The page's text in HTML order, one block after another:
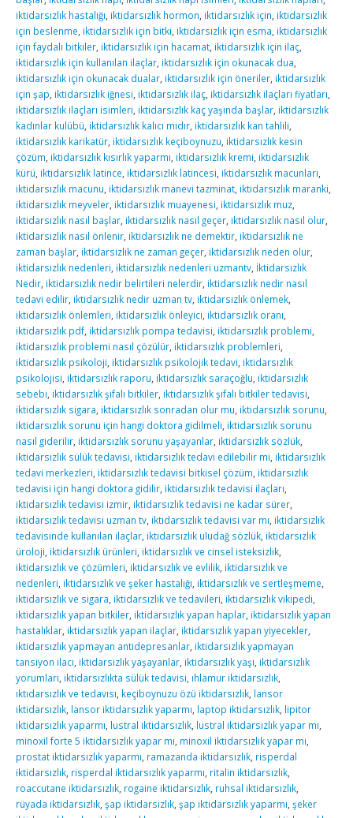
iktidarsızlık hastalığı, iktidarsızlık hormon, iktidarsızlık için, iktidarsızlık
için beslenme, iktidarsızlık için bitki, iktidarsızlık için esma, iktidarsızlık
için faydalı bitkiler, iktidarsızlık için hacamat, iktidarsızlık için ilaç,
iktidarsızlık için kullanılan ilaçlar, iktidarsızlık için okunacak dua,
iktidarsızlık için okunacak dualar, iktidarsızlık için öneriler, iktidarsızlık
için şap, iktidarsızlık iğnesi, iktidarsızlık ilaç, iktidarsızlık ilaçları fiyatları,
iktidarsızlık ilaçları isimleri, iktidarsızlık kaç yaşında başlar, iktidarsızlık
kadınlar kulübü, iktidarsızlık kalıcı mıdır, iktidarsızlık kan tahlili,
iktidarsızlık karikatür, iktidarsızlık keçiboynuzu, iktidarsızlık kesin
çözüm, iktidarsızlık kısırlık yaparmı, iktidarsızlık kremi, iktidarsızlık
kürü, iktidarsızlık latince, iktidarsızlık latincesi, iktidarsızlık macunları,
iktidarsızlık macunu, iktidarsızlık manevi tazminat, iktidarsızlık maranki,
iktidarsızlık meyveler, iktidarsızlık muayenesi, iktidarsızlık muz,
iktidarsızlık nasıl başlar, iktidarsızlık nasıl geçer, iktidarsızlık nasıl olur,
iktidarsızlık nasıl önlenir, iktidarsızlık ne demektir, iktidarsızlık ne
zaman başlar, iktidarsızlık ne zaman geçer, iktidarsızlık neden olur,
iktidarsızlık nedenleri, iktidarsızlık nedenleri uzmantv, İktidarsızlık
Nedir, iktidarsızlık nedir belirtileri nelerdir, iktidarsızlık nedir nasıl
tedavi edilir, iktidarsızlık nedir uzman tv, iktidarsızlık önlemek,
iktidarsızlık önlemleri, iktidarsızlık önleyici, iktidarsızlık oranı,
iktidarsızlık pdf, iktidarsızlık pompa tedavisi, iktidarsızlık problemi,
iktidarsızlık problemi nasıl çözülür, iktidarsızlık problemleri,
iktidarsızlık psikoloji, iktidarsızlık psikolojik tedavi, iktidarsızlık
psikolojisi, iktidarsızlık raporu, iktidarsızlık saraçoğlu, iktidarsızlık
sebebi, iktidarsızlık şifalı bitkiler, iktidarsızlık şifalı bitkiler tedavisi,
iktidarsızlık sigara, iktidarsızlık sonradan olur mu, iktidarsızlık sorunu,
iktidarsızlık sorunu için hangi doktora gidilmeli, iktidarsızlık sorunu
nasıl giderilir, iktidarsızlık sorunu yaşayanlar, iktidarsızlık sözlük,
iktidarsızlık sülük tedavisi, iktidarsızlık tedavi edilebilir mi, iktidarsızlık
tedavi merkezleri, iktidarsızlık tedavisi bitkisel çözüm, iktidarsızlık
tedavisi için hangi doktora gidilir, iktidarsızlık tedavisi ilaçları,
iktidarsızlık tedavisi izmir, iktidarsızlık tedavisi ne kadar sürer,
iktidarsızlık tedavisi uzman tv, iktidarsızlık tedavisi var mı, iktidarsızlık
tedavisinde kullanılan ilaçlar, iktidarsızlık uludağ sözlük, iktidarsızlık
üroloji, iktidarsızlık ürünleri, iktidarsızlık ve cinsel isteksizlik,
iktidarsızlık ve çözümleri, iktidarsızlık ve evlilik, iktidarsızlık ve
nedenleri, iktidarsızlık ve şeker hastalığı, iktidarsızlık ve sertleşmeme,
iktidarsızlık ve sigara, iktidarsızlık ve tedavileri, iktidarsızlık vikipedi,
iktidarsızlık yapan bitkiler, iktidarsızlık yapan haplar, iktidarsızlık yapan
hastalıklar, iktidarsızlık yapan ilaçlar, iktidarsızlık yapan yiyecekler,
iktidarsızlık yapmayan antidepresanlar, iktidarsızlık yapmayan
tansiyon ilacı, iktidarsızlık yaşayanlar, iktidarsızlık yaşı, iktidarsızlık
yorumları, iktidarsızlıkta sülük tedavisi, ıhlamur iktidarsızlık,
ıktıdarsızlık ve tedavısı, keçiboynuzu özü iktidarsızlık, lansor
iktidarsızlık, lansor iktidarsızlık yaparmı, laptop iktidarsızlık, lipitor
iktidarsızlık yaparmı, lustral iktidarsızlık, lustral iktidarsızlık yapar mı,
minoxil forte 5 iktidarsızlık yapar mı, minoxil iktidarsızlık yapar mı,
prostat iktidarsızlık yaparmı, ramazanda iktidarsızlık, risperdal
iktidarsızlık, risperdal iktidarsızlık yaparmı, ritalin iktidarsızlık,
roaccutane iktidarsızlık, rogaine iktidarsızlık, ruhsal iktidarsızlık,
rüyada iktidarsızlık, şap iktidarsızlık, şap iktidarsızlık yaparmı, şeker